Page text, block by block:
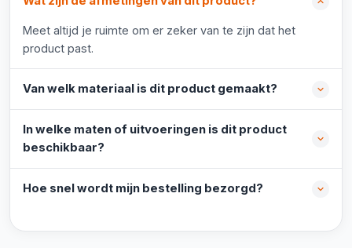
Meet altijd je ruimte om er zeker van te zijn dat het
product past.
Van welk materiaal is dit product gemaakt?
In welke maten of uitvoeringen is dit product
beschikbaar?
Hoe snel wordt mijn bestelling bezorgd?